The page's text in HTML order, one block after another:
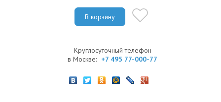
В корзину
Круглосуточный телефон
в Москве: +7 495 77-000-77